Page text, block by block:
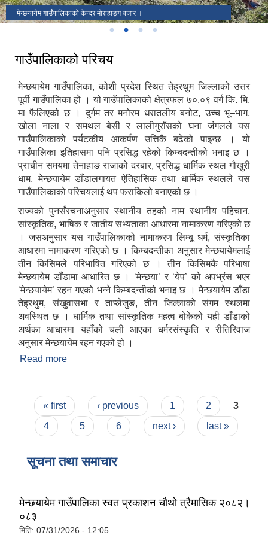
मेन्छयायेम गाउँपालिकाको केन्द्र मोराहाङ्ग बजार ।
गाउँपालिकाको परिचय
मेन्छयायेम गाउँपालिका, कोशी प्रदेश स्थित तेह्रथुम जिल्लाको उत्तर
पूर्वी गाउँपालिका हो । यो गाउँपालिकाको क्षेत्रफल ७०.०९ वर्ग कि. मि.
मा फैलिएको छ । दुर्गम तर मनोरम धरातलीय बनोट, उच्च भू–भाग,
खोला नाला र समथल बेसी र लालीगुराँसको घना जंगलले यस
गाउँपालिकाको पर्यटकीय आकर्षण उत्तिकै बढेको पाइन्छ । यो
गाउँपालिका इतिहासमा पनि प्रसिद्ध रहेको किम्बदन्तीको भनाइ छ ।
प्राचीन समयमा तेनाहाङ राजाको दरबार, प्रसिद्ध धार्मिक स्थल गौखुरी
धाम, मेन्छयायेम डाँडालगायत ऐतिहासिक तथा धार्मिक स्थलले यस
गाउँपालिकाको परिचयलाई थप फराकिलो बनाएको छ ।
राज्यको पुनर्संरचनाअनुसार स्थानीय तहको नाम स्थानीय पहिचान,
सांस्कृतिक, भाषिक र जातीय सभ्यताका आधारमा नामाकरण गरिएको छ
। जसअनुसार यस गाउँपालिकाको नामाकरण लिम्बू धर्म, संस्कृतिका
आधारमा नामाकरण गरिएको छ । किम्बदन्तीका अनुसार मेन्छयायेमलाई
तीन किसिमले परिभाषित गरिएको छ । तीन किसिमकै परिभाषा
मेन्छयायेम डाँडामा आधारित छ । ‘मेन्छया’ र ‘येप’ को अपभ्रंस भएर
‘मेन्छयायेम’ रहन गएको भन्ने किम्बदन्तीको भनाइ छ । मेन्छयायेम डाँडा
तेह्रथुम, संखुवासभा र ताप्लेजुङ, तीन जिल्लाको संगम स्थलमा
अवस्थित छ । धार्मिक तथा सांस्कृतिक महत्व बोकेको यही डाँडाको
अर्थका आधारमा यहाँको चली आएका धर्मरसंस्कृति र रीतिरिवाज
अनुसार मेन्छयायेम रहन गएको हो ।
Read more
Pages
« first ‹ previous 1 2
3
4
5 6 next › last »
सूचना तथा समाचार
मेन्छयायेम गाउँपालिका स्वत प्रकाशन चौथो त्रैमासिक २०८२।
०८३
मिति: 07/31/2026 - 12:05